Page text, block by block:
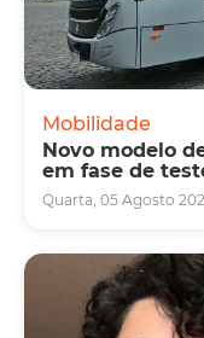
Mobilidade
Novo modelo
em fase de
Quarta, 05 Agosto